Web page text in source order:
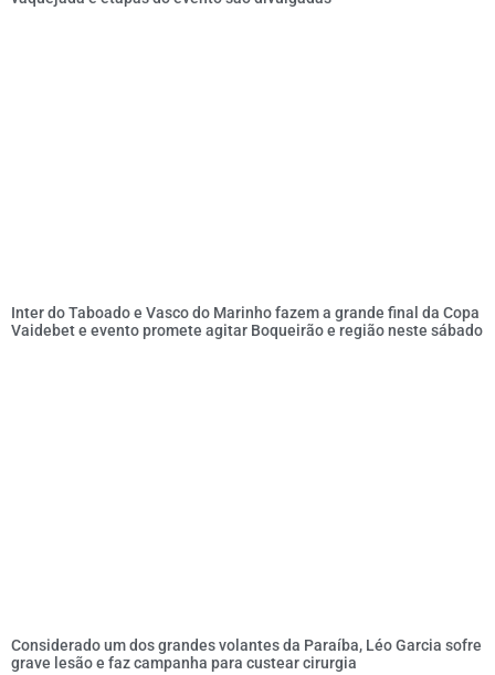
Inter do Taboado e Vasco do Marinho fazem a grande final da Copa
Vaidebet e evento promete agitar Boqueirão e região neste sábado
Considerado um dos grandes volantes da Paraíba, Léo Garcia sofre
grave lesão e faz campanha para custear cirurgia